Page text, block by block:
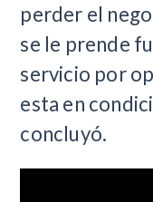
perder el
se le prende
servicio por
esta en
concluyó.